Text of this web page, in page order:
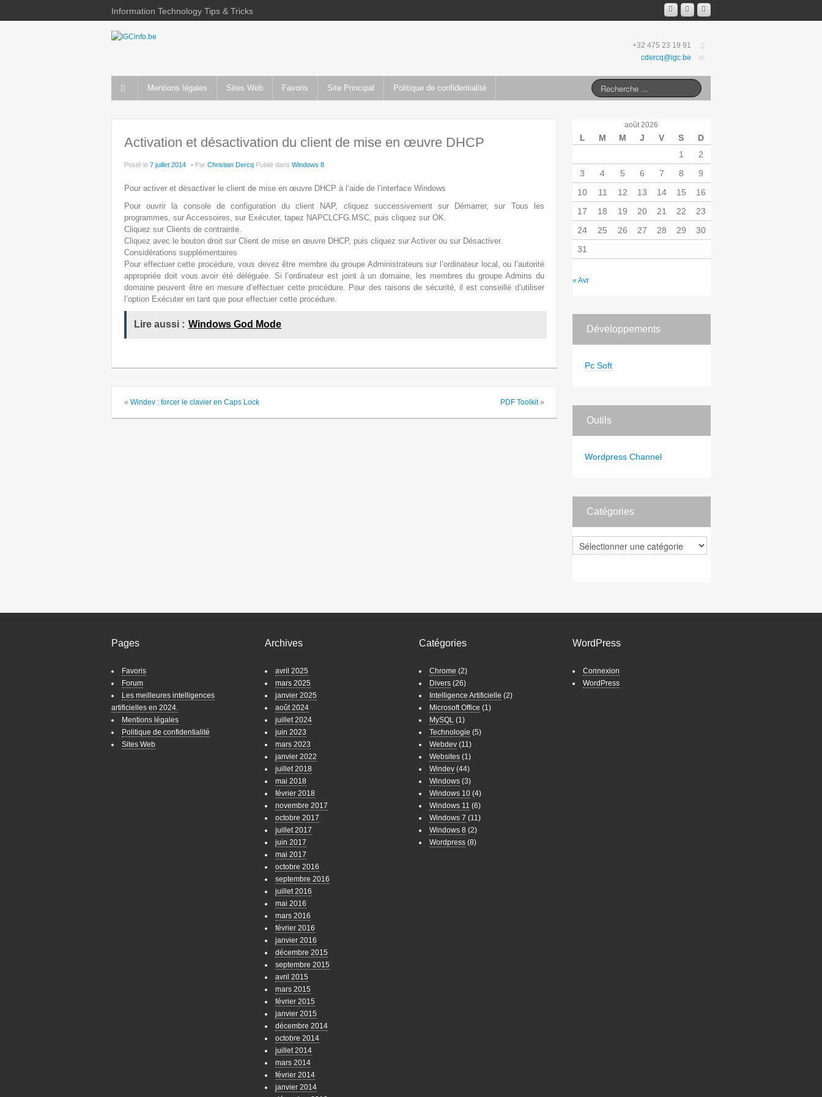
Information Technology Tips & Tricks
+32 475 23 19 91
cdercq@igc.be
Mentions légales Sites Web Favoris Site Principal Politique de confidentialité
Activation et désactivation du client de mise en œuvre DHCP
Posté le 7 juillet 2014 Par Christian Dercq Publié dans Windows 8
Pour activer et désactiver le client de mise en œuvre DHCP à l’aide de l’interface Windows
Pour ouvrir la console de configuration du client NAP, cliquez successivement sur Démarrer, sur Tous les
programmes, sur Accessoires, sur Exécuter, tapez NAPCLCFG.MSC, puis cliquez sur OK.
Cliquez sur Clients de contrainte.
Cliquez avec le bouton droit sur Client de mise en œuvre DHCP, puis cliquez sur Activer ou sur Désactiver.
Considérations supplémentaires
Pour effectuer cette procédure, vous devez être membre du groupe Administrateurs sur l’ordinateur local, ou l’autorité
appropriée doit vous avoir été déléguée. Si l’ordinateur est joint à un domaine, les membres du groupe Admins du
domaine peuvent être en mesure d’effectuer cette procédure. Pour des raisons de sécurité, il est conseillé d’utiliser
l’option Exécuter en tant que pour effectuer cette procédure.
Lire aussi : Windows God Mode
« Windev : forcer le clavier en Caps Lock PDF Toolkit»
août 2026
L M M J V S
D
1
2
3
4 5 6 7 8
9
10
11 12 13 14 15
16
17
18 19 20 21 22
23
24
25 26 27 28 29
30
31
« Avr
Développements
Pc Soft
Outils
Wordpress Channel
Catégories
Catégories
Pages
Favoris
Forum
Les meilleures intelligences
artificielles en 2024.
Mentions légales
Politique de confidentialité
Sites Web
Archives
avril 2025
mars 2025
janvier 2025
août 2024
juillet 2024
juin 2023
mars 2023
janvier 2022
juillet 2018
mai 2018
février 2018
novembre 2017
octobre 2017
juillet 2017
juin 2017
mai 2017
octobre 2016
septembre 2016
juillet 2016
mai 2016
mars 2016
février 2016
janvier 2016
décembre 2015
septembre 2015
avril 2015
mars 2015
février 2015
janvier 2015
décembre 2014
octobre 2014
juillet 2014
mars 2014
février 2014
janvier 2014
Catégories
Chrome (2)
Divers(26)
Intelligence Artificielle (2)
Microsoft Office (1)
MySQL(1)
Technologie (5)
Webdev(11)
Websites(1)
Windev(44)
Windows(3)
Windows 10(4)
Windows 11 (6)
Windows 7 (11)
Windows 8 (2)
Wordpress(8)
WordPress
Connexion
WordPress